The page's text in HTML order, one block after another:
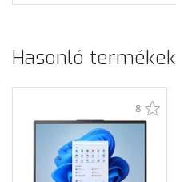
Hasonló termékek
8